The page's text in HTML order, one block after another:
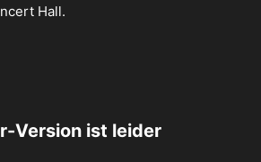
Hall.
Version ist leider